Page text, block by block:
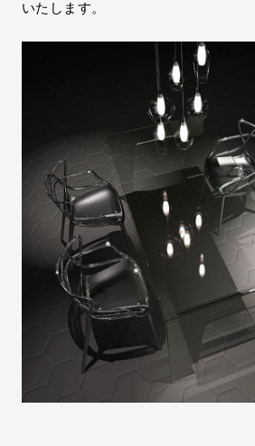
いたします。